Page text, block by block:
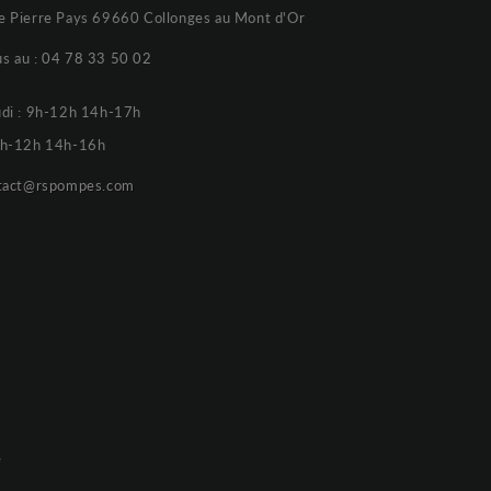
Pierre Pays 69660 Collonges au Mont d'Or
au :04 78 33 50 02
: 9h-12h 14h-17h
12h 14h-16h